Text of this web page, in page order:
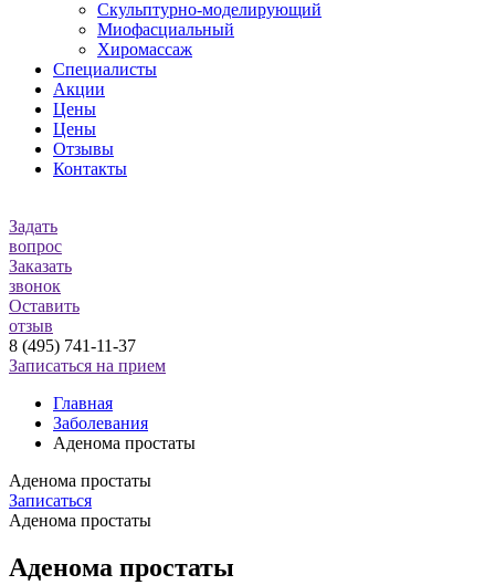
Скульптурно-моделирующий
Миофасциальный
Хиромассаж
Специалисты
Акции
Цены
Цены
Отзывы
Контакты
Задать
вопрос
Заказать
звонок
Оставить
отзыв
8 (495) 741-11-37
Записаться на прием
Главная
Заболевания
Аденома простаты
Аденома простаты
Записаться
Аденома простаты
Аденома простаты